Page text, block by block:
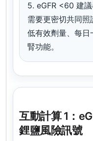
5. eGFR <60 建
需要更密切共同照
低有效劑量、每
腎功能。
互動計算 1：
鋰鹽風險訊號